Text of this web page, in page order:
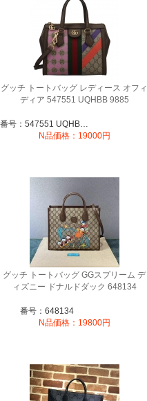
グッチ トートバッグ レディース オフィ
ディア 547551 UQHBB 9885
番号：547551 UQHBB 9885
N品価格：19000円
グッチ トートバッグ GGスプリーム デ
ィズニー ドナルドダック 648134
番号：648134
N品価格：19800円